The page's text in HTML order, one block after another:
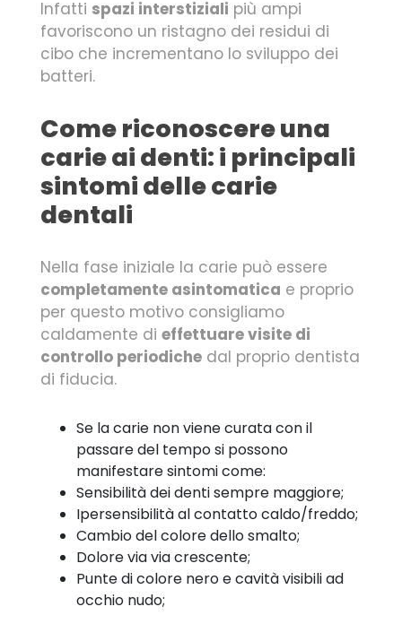
Infatti spazi interstiziali più ampi
favoriscono un ristagno dei residui di
cibo che incrementano lo sviluppo dei
batteri.
Come riconoscere una
carie ai denti: i principali
sintomi delle carie
dentali
Nella fase iniziale la carie può essere
completamente asintomatica e proprio
per questo motivo consigliamo
caldamente di effettuare visite di
controllo periodiche dal proprio dentista
di fiducia.
Se la carie non viene curata con il
passare del tempo si possono
manifestare sintomi come:
Sensibilità dei denti sempre maggiore;
Ipersensibilità al contatto caldo/freddo;
Cambio del colore dello smalto;
Dolore via via crescente;
Punte di colore nero e cavità visibili ad
occhio nudo;